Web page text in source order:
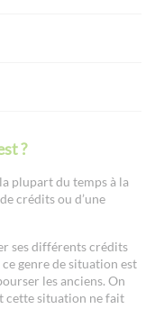
?
plupart du temps à la
crédits ou d’une
ses différents crédits
genre de situation est
les anciens. On
cette situation ne fait